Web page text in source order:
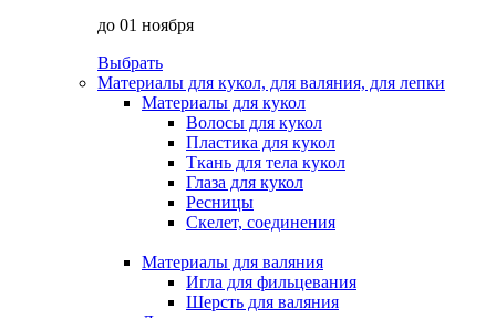
до 01 ноября
Выбрать
Материалы для кукол, для валяния, для лепки
Материалы для кукол
Волосы для кукол
Пластика для кукол
Ткань для тела кукол
Глаза для кукол
Ресницы
Скелет, соединения
Материалы для валяния
Игла для фильцевания
Шерсть для валяния